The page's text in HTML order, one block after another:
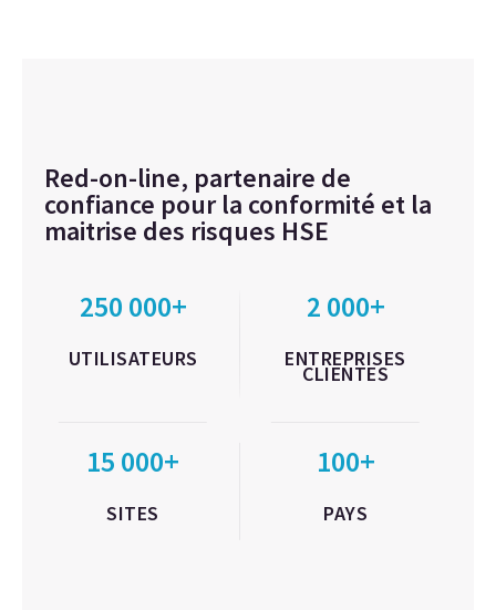
Red-on-line, partenaire de
confiance pour la conformité et la
maitrise des risques HSE
250 000+
UTILISATEURS
2 000+
ENTREPRISES
CLIENTES
15 000+
SITES
100+
PAYS